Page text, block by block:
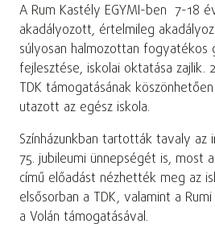
A Rum Kastély EGYMI-ben 7-18
akadályozott, értelmileg
súlyosan halmozottan fogyatékos
fejlesztése, iskolai oktatása zajlik.
TDK támogatásának
utazott az egész iskola.
Színházunkban tartották tavaly az
75. jubileumi ünnepségét is, most
című előadást nézhették meg az
elsősorban a TDK, valamint a
a Volán támogatásával.